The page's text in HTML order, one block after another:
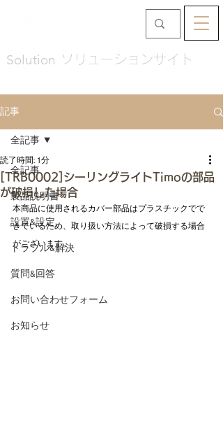
Solution ソリューションサイト
記事
全記事
製品説明書
設置&設定
トラブル&解決
質問&回答
お問い合わせフォーム
お知らせ
全記事
[TRB0002]シーリングライトTimoの部品
が破損した場合
読了時間: 1分
本商品に使用されるカバー部品はプラスチックでで
きているため、取り扱い方法によって破損する場合
がございます。